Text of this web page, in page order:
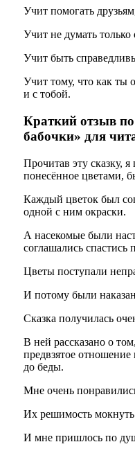
Учит помогать
Учит не думать только
Учит быть
Учит тому, что как ты
и с тобой.
Краткий отзыв
бабочки» для
Прочитав эту сказку,
понесённое цветами,
Каждый цветок был
одной с ним окраски.
А насекомые были
соглашались спастись
Цветы поступали
И потому были
Сказка получилась
В ней рассказано о
предвзятое
до беды.
Мне очень
Их решимость мокнуть
И мне пришлось по